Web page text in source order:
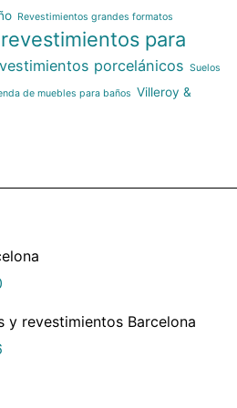
Revestimientos grandes formatos
revestimientos para
porcelánicos Suelos
de muebles para baños Villeroy &
y revestimientos Barcelona